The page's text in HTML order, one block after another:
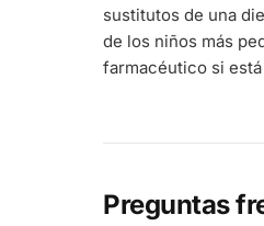
sustitutos de una
de los niños más
farmacéutico si
Preguntas